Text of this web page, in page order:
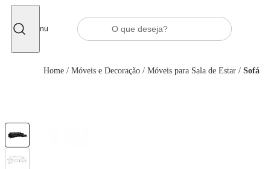
Menu
Home / Móveis e Decoração / Móveis para Sala de Estar / Sofá